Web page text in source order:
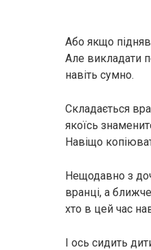
Або якщо
Але викладати
навіть сумно.
Складається
якоїсь
Навіщо
Нещодавно з
вранці, а
хто в цей час
І ось сидить